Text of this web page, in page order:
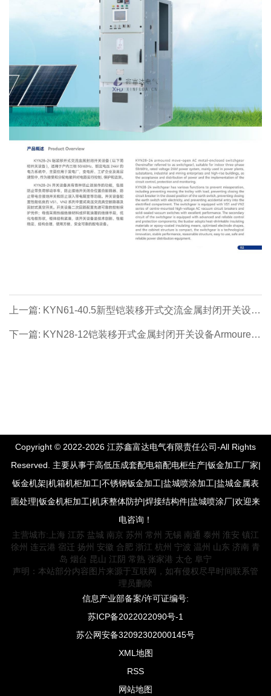
上一篇: KYN61-40.5新型铠装移开式交流金属封闭开关设备
NewArmouringRemovableACMetal EnclosedSwitchgear
下一篇: KYN28-12铠装移开式金属封闭开关设备Armoured
Copyright © 2022-2026 江苏鑫富达电气有限责任公司-All Rights
Reserved. 主要从事于高低压成套配电箱配电柜生产|钣金加工厂家|
钣金机架|机箱机柜加工|不锈钢钣金加工|盐城喷涂加工|盐城金属表
面处理|钣金机柜加工|机床整体防护|焊接结构件|盐城喷涂厂|欢迎来
电咨询！
主营城市: 上海 江苏 盐城 南京 苏州 常州 无锡 南通 泰州 淮安 镇江
徐州 连云港 宿迁 扬州 安徽 合肥 浙江 杭州 宁波 温州 山东 济南 青
岛 烟台 昆山 江阴 常熟 张家港 太仓 阜宁
声明：本站部分内容图片来源于互联网，如有侵权尽早时间联系管
理员删除
信息产业部备案/许可证编号:
苏ICP备2022022090号-1
苏公网安备32092302000145号
XML地图
RSS
网站地图